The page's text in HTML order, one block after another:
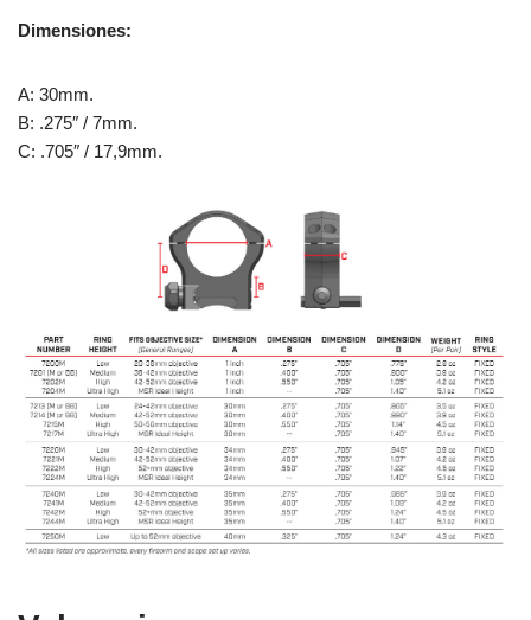
Dimensiones:
A: 30mm.
B: .275″ / 7mm.
C: .705″ / 17,9mm.